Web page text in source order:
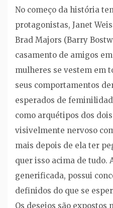
No começo da história
protagonistas, Janet
Brad Majors (Barry
casamento de amigos
mulheres se vestem em
seus comportamentos
esperados de
como arquétipos dos
visivelmente nervoso
mais depois de ela ter
quer isso acima de tudo.
generificada, possui
definidos do que se
Os desejos são